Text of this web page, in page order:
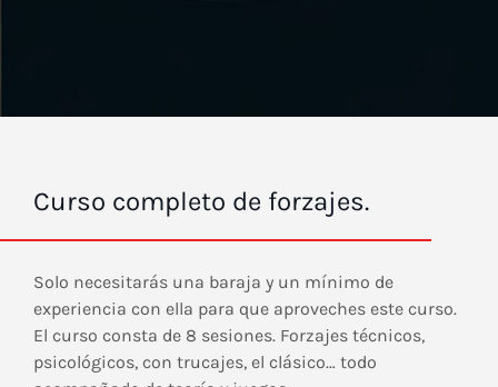
Curso completo de forzajes.
Solo necesitarás una baraja y un mínimo de
experiencia con ella para que aproveches este curso.
El curso consta de 8 sesiones. Forzajes técnicos,
psicológicos, con trucajes, el clásico… todo